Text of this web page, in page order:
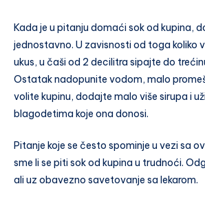
Kada je u pitanju domaći sok od kupina,
jednostavno. U zavisnosti od toga koliko
ukus, u čaši od 2 decilitra sipajte do
Ostatak nadopunite vodom, malo
volite kupinu, dodajte malo više sirupa i
blagodetima koje ona donosi.
Pitanje koje se često spominje u vezi sa
sme li se piti sok od kupina u trudnoći.
ali uz obavezno savetovanje sa lekarom.